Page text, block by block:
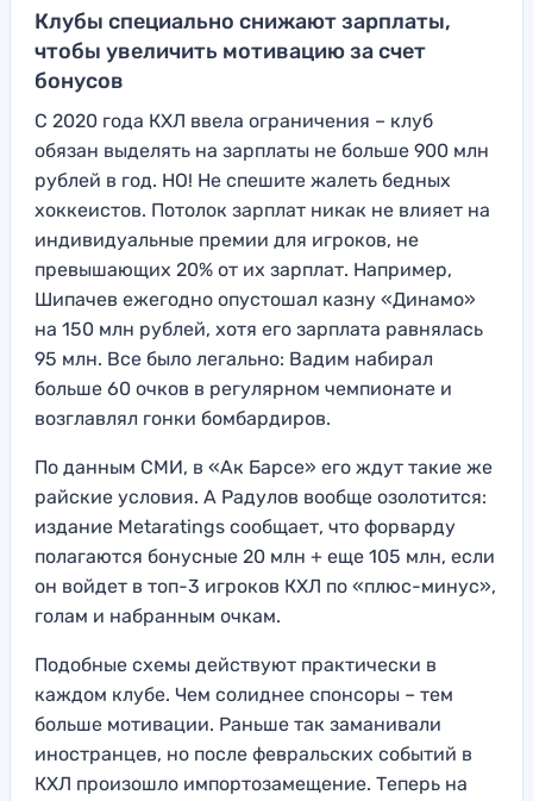
Клубы специально снижают зарплаты,
чтобы увеличить мотивацию за счет
бонусов
С 2020 года КХЛ ввела ограничения – клуб
обязан выделять на зарплаты не больше 900 млн
рублей в год. НО! Не спешите жалеть бедных
хоккеистов. Потолок зарплат никак не влияет на
индивидуальные премии для игроков, не
превышающих 20% от их зарплат. Например,
Шипачев ежегодно опустошал казну «Динамо»
на 150 млн рублей, хотя его зарплата равнялась
95 млн. Все было легально: Вадим набирал
больше 60 очков в регулярном чемпионате и
возглавлял гонки бомбардиров.
По данным СМИ, в «Ак Барсе» его ждут такие же
райские условия. А Радулов вообще озолотится:
издание Metaratings сообщает, что форварду
полагаются бонусные 20 млн + еще 105 млн, если
он войдет в топ-3 игроков КХЛ по «плюс-минус»,
голам и набранным очкам.
Подобные схемы действуют практически в
каждом клубе. Чем солиднее спонсоры – тем
больше мотивации. Раньше так заманивали
иностранцев, но после февральских событий в
КХЛ произошло импортозамещение. Теперь на